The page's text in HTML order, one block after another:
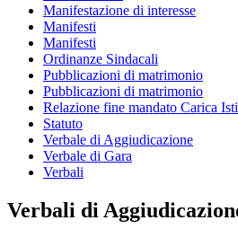
Manifestazione di interesse
Manifesti
Manifesti
Ordinanze Sindacali
Pubblicazioni di matrimonio
Pubblicazioni di matrimonio
Relazione fine mandato Carica
Statuto
Verbale di Aggiudicazione
Verbale di Gara
Verbali
Verbali di